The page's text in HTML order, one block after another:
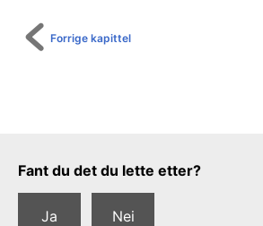
Forrige kapittel
Tilbakemeldingsskjema
Fant du det du lette etter?
Ja Nei